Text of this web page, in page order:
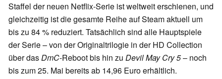
Staffel der neuen Netflix-Serie ist weltweit erschienen, und
gleichzeitig ist die gesamte Reihe auf Steam aktuell um
bis zu 84 % reduziert. Tatsächlich sind alle Hauptspiele
der Serie – von der Originaltrilogie in der HD Collection
über dasDmC-Reboot bis hin zu Devil May Cry 5– noch
bis zum 25. Mai bereits ab 14,96 Euro erhältlich.